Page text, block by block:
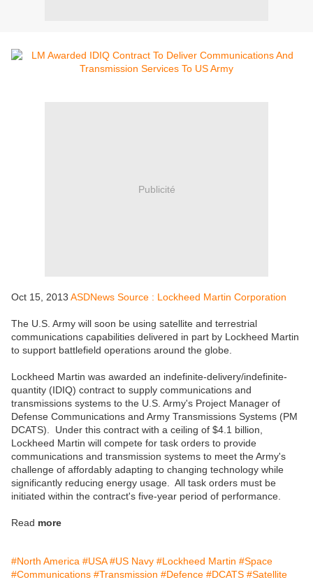
Publicité
Oct 15, 2013 ASDNews Source : Lockheed Martin Corporation
The U.S. Army will soon be using satellite and terrestrial
communications capabilities delivered in part by Lockheed Martin
to support battlefield operations around the globe.
Lockheed Martin was awarded an indefinite-delivery/indefinite-
quantity (IDIQ) contract to supply communications and
transmissions systems to the U.S. Army's Project Manager of
Defense Communications and Army Transmissions Systems (PM
DCATS). Under this contract with a ceiling of $4.1 billion,
Lockheed Martin will compete for task orders to provide
communications and transmission systems to meet the Army's
challenge of affordably adapting to changing technology while
significantly reducing energy usage. All task orders must be
initiated within the contract's five-year period of performance.
Read more
#North America #USA #US Navy #Lockheed Martin #Space
#Communications #Transmission #Defence #DCATS #Satellite